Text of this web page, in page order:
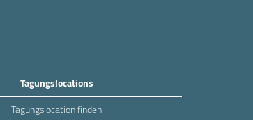
Tagungslocations
Tagungslocation finden